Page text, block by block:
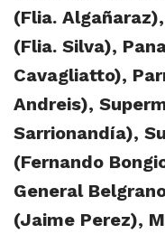
(Flia.
(Flia. Silva),
Cavagliatto),
Andreis),
Sarrionandía),
(Fernando
General
(Jaime Perez),